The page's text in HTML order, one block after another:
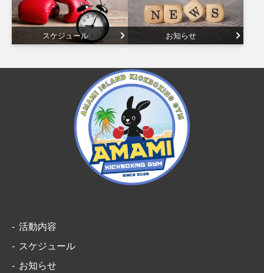
スケジュール お知らせ
活動内容
スケジュール
お知らせ